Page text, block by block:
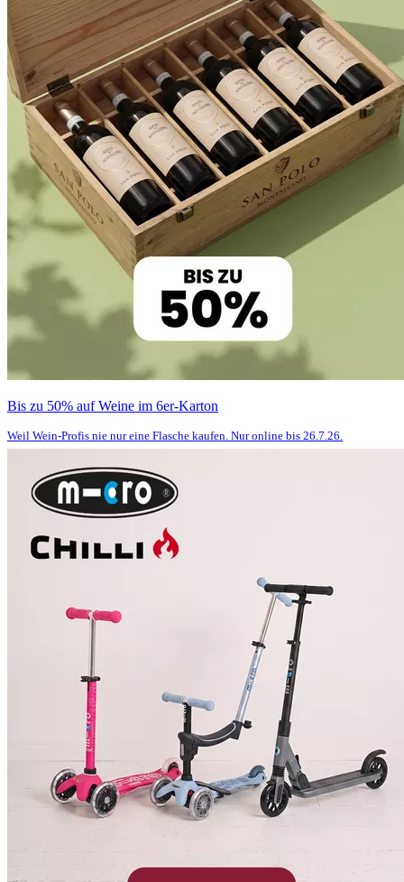
Bis zu 50% auf Weine im 6er-Karton
Weil Wein-Profis nie nur eine Flasche kaufen. Nur online bis 26.7.26.